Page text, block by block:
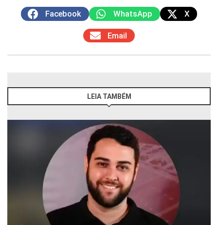
Facebook WhatsApp X
Email
LEIA TAMBÉM